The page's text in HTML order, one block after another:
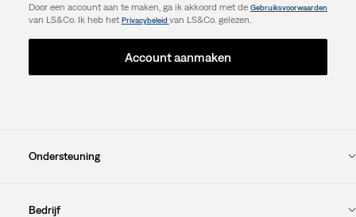
Door een account aan te maken, ga ik akkoord met de Gebruiksvoorwaarden
van LS&Co. Ik heb hetPrivacybeleid van LS&Co. gelezen.
Account aanmaken
Ondersteuning
Bedrijf